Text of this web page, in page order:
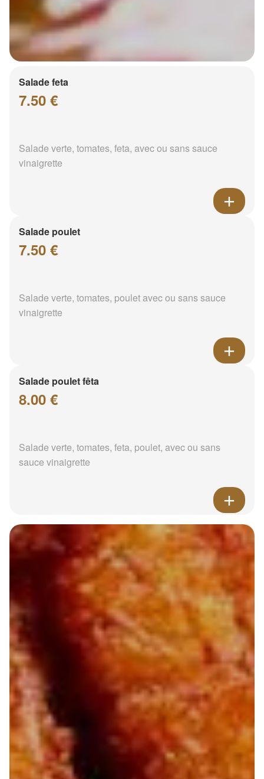
Salade feta
7.50 €
Salade verte, tomates, feta, avec ou sans sauce
vinaigrette
Salade poulet
7.50 €
Salade verte, tomates, poulet avec ou sans sauce
vinaigrette
Salade poulet fêta
8.00 €
Salade verte, tomates, feta, poulet, avec ou sans
sauce vinaigrette